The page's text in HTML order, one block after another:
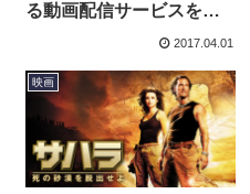
る動画配信サービスを紹
2017.04.01
映画